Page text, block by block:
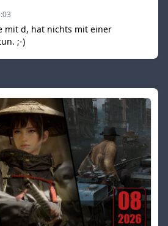
mit d, hat nichts mit einer
;-)